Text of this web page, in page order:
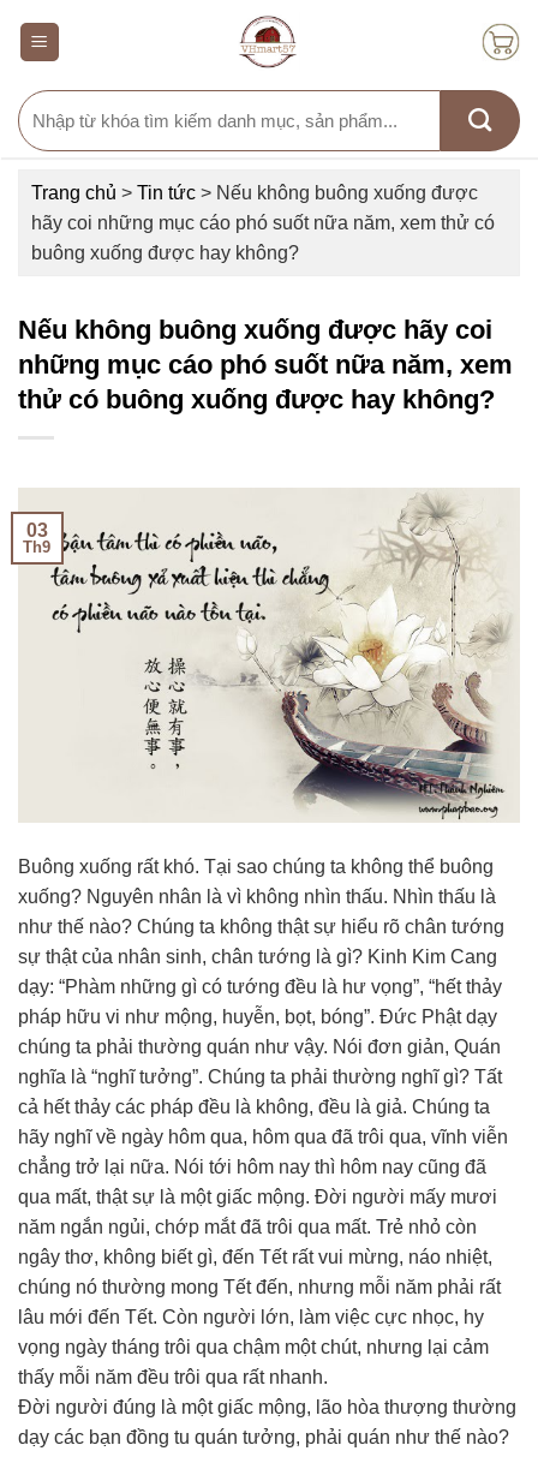
Search
for:
Trang chủ > Tin tức > Nếu không buông xuống được
hãy coi những mục cáo phó suốt nữa năm, xem thử có
buông xuống được hay không?
Nếu không buông xuống được hãy coi
những mục cáo phó suốt nữa năm, xem
thử có buông xuống được hay không?
03
Th9
Buông xuống rất khó. Tại sao chúng ta không thể buông
xuống? Nguyên nhân là vì không nhìn thấu. Nhìn thấu là
như thế nào? Chúng ta không thật sự hiểu rõ chân tướng
sự thật của nhân sinh, chân tướng là gì? Kinh Kim Cang
dạy: “Phàm những gì có tướng đều là hư vọng”, “hết thảy
pháp hữu vi như mộng, huyễn, bọt, bóng”. Đức Phật dạy
chúng ta phải thường quán như vậy. Nói đơn giản, Quán
nghĩa là “nghĩ tưởng”. Chúng ta phải thường nghĩ gì? Tất
cả hết thảy các pháp đều là không, đều là giả. Chúng ta
hãy nghĩ về ngày hôm qua, hôm qua đã trôi qua, vĩnh viễn
chẳng trở lại nữa. Nói tới hôm nay thì hôm nay cũng đã
qua mất, thật sự là một giấc mộng. Đời người mấy mươi
năm ngắn ngủi, chớp mắt đã trôi qua mất. Trẻ nhỏ còn
ngây thơ, không biết gì, đến Tết rất vui mừng, náo nhiệt,
chúng nó thường mong Tết đến, nhưng mỗi năm phải rất
lâu mới đến Tết. Còn người lớn, làm việc cực nhọc, hy
vọng ngày tháng trôi qua chậm một chút, nhưng lại cảm
thấy mỗi năm đều trôi qua rất nhanh.
Đời người đúng là một giấc mộng, lão hòa thượng thường
dạy các bạn đồng tu quán tưởng, phải quán như thế nào?